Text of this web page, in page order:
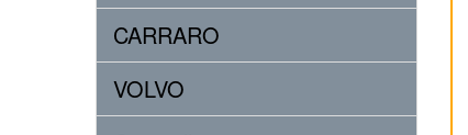
CARRARO
VOLVO